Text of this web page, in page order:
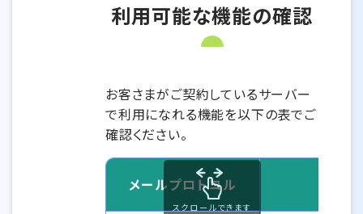
利用可能な機能の確認
お客さまがご契約しているサーバー
で利用になれる機能を以下の表でご
確認ください。
メールプロトコル
スクロールできます